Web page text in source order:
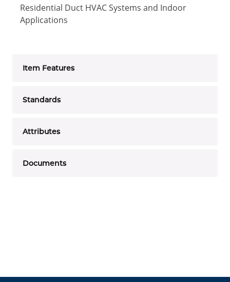
Residential Duct HVAC Systems and Indoor
Applications
Item Features
Standards
Attributes
Documents